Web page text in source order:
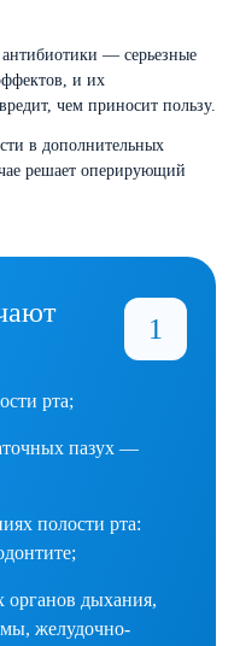
— серьезные
и их
чем приносит пользу.
в дополнительных
решает оперирующий
рта;
пазух —
полости рта:
органов дыхания,
желудочно-